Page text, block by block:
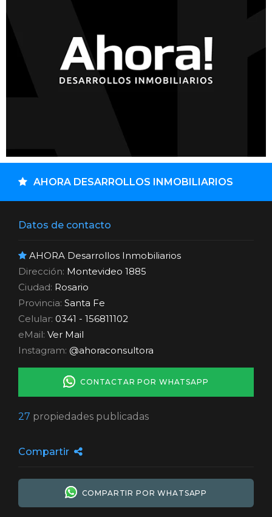
AHORA DESARROLLOS INMOBILIARIOS
Datos de contacto
AHORA Desarrollos Inmobiliarios
Dirección: Montevideo 1885
Ciudad: Rosario
Provincia: Santa Fe
Celular: 0341 - 156811102
eMail: Ver Mail
Instagram: @ahoraconsultora
CONTACTAR POR WHATSAPP
27 propiedades publicadas
Compartir
COMPARTIR POR WHATSAPP